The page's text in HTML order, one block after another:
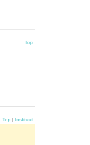
Top
Top | Instituut